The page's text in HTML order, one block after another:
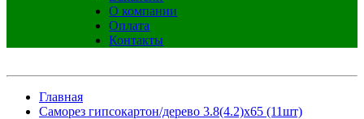
О компании
Оплата
Контакты
Главная
Саморез гипсокартон/дерево 3.8(4.2)х65 (11шт)